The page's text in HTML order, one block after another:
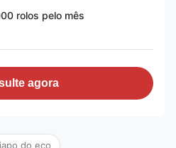
rolos pelo mês
agora
do eco